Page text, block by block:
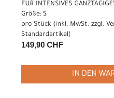
FÜR INTENSIVES
Größe: S
pro Stück (inkl. MwSt. zzgl.
Standardartikel)
149,90 CHF
IN DEN